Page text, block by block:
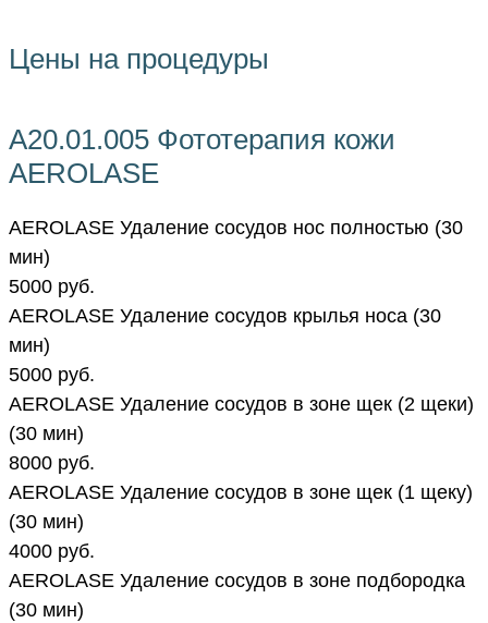
Цены на процедуры
А20.01.005 Фототерапия кожи
AEROLASE
AEROLASE Удаление сосудов нос полностью (30
мин)
5000 руб.
AEROLASE Удаление сосудов крылья носа (30
мин)
5000 руб.
AEROLASE Удаление сосудов в зоне щек (2 щеки)
(30 мин)
8000 руб.
AEROLASE Удаление сосудов в зоне щек (1 щеку)
(30 мин)
4000 руб.
AEROLASE Удаление сосудов в зоне подбородка
(30 мин)